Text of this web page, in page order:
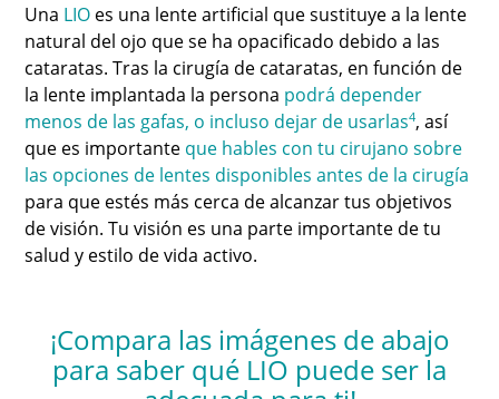
Una LIO es una lente artificial que sustituye a la lente
natural del ojo que se ha opacificado debido a las
cataratas. Tras la cirugía de cataratas, en función de
la lente implantada la persona podrá depender
menos de las gafas, o incluso dejar de usarlas4, así
que es importante que hables con tu cirujano sobre
las opciones de lentes disponibles antes de la cirugía
para que estés más cerca de alcanzar tus objetivos
de visión. Tu visión es una parte importante de tu
salud y estilo de vida activo.
¡Compara las imágenes de abajo
para saber qué LIO puede ser la